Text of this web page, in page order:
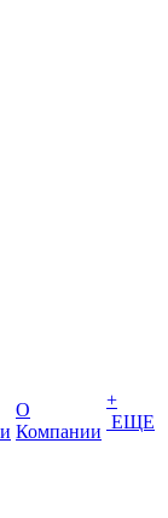
О
Компании
+
ЕЩЕ